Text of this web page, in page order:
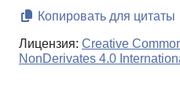
Копировать для цитаты
Лицензия: Creative
NonDerivates 4.0